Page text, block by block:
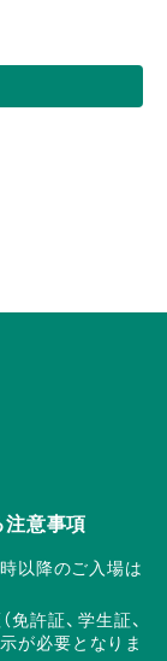
意事項
以降のご入場は
許証、学生証、
が必要となりま